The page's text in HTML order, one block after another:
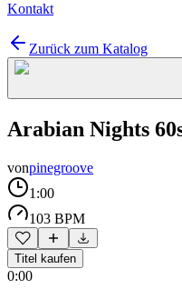
Kontakt
Zurück zum Katalog
Arabian Nights
vonpinegroove
1:00
103 BPM
Titel kaufen
0:00